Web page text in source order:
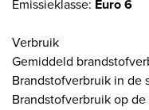
Emissieklasse: Euro 6
Verbruik
Gemiddeld
Brandstofverbruik in de
Brandstofverbruik op